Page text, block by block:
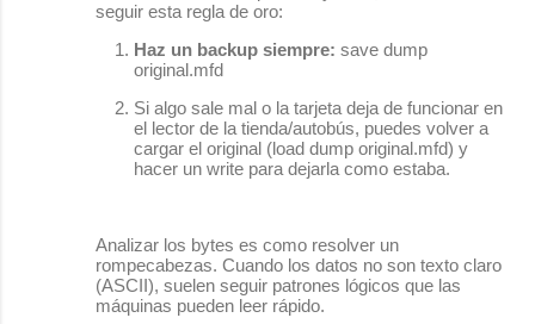
seguir esta regla de oro:
Haz un backup siempre: save dump
original.mfd
Si algo sale mal o la tarjeta deja de funcionar en
el lector de la tienda/autobús, puedes volver a
cargar el original (load dump original.mfd) y
hacer un write para dejarla como estaba.
Analizar los bytes es como resolver un
rompecabezas. Cuando los datos no son texto claro
(ASCII), suelen seguir patrones lógicos que las
máquinas pueden leer rápido.